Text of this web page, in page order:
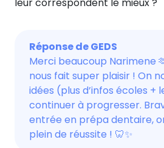
Réponse de GEDS
Merci beaucoup Narimene
nous fait super plaisir ! On
idées (plus d’infos écoles +
continuer à progresser.
entrée en prépa dentaire,
plein de réussite ! 🦷✨